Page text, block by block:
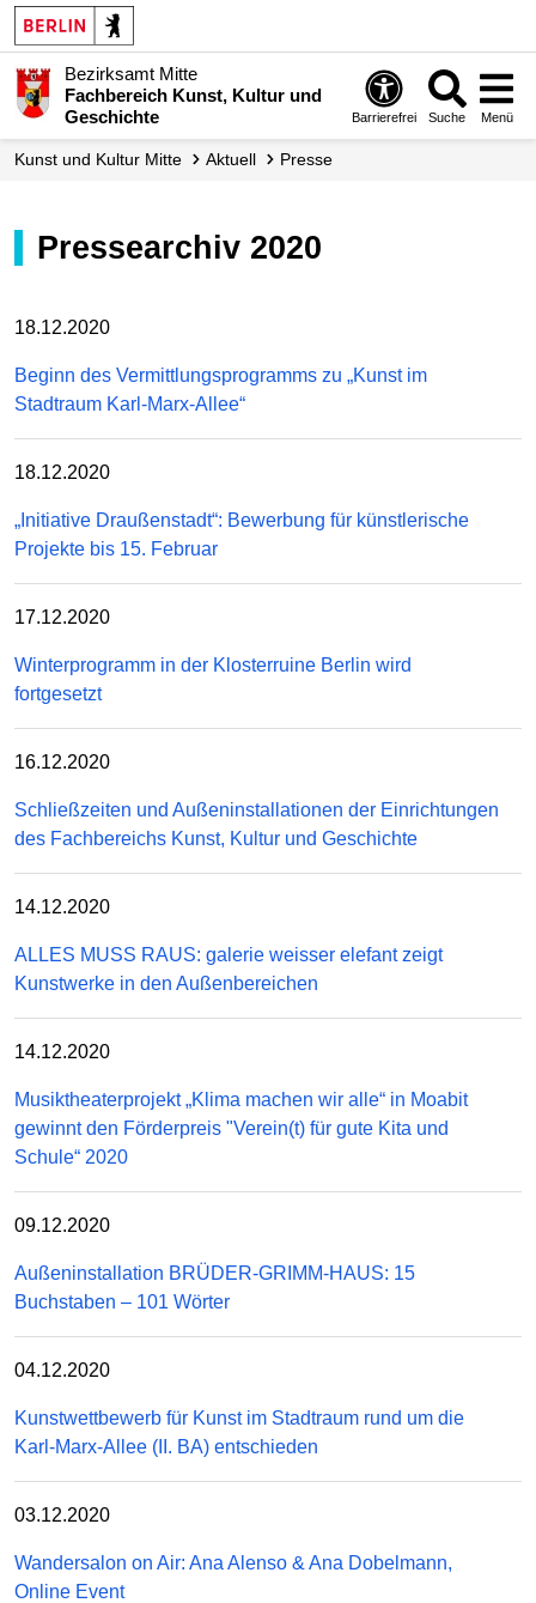
Bezirksamt Mitte
Fachbereich Kunst, Kultur und
Geschichte
Barrierefrei Suche Menü
Kunst und Kultur Mitte Aktuell Presse
Pressearchiv 2020
18.12.2020
Beginn des Vermittlungsprogramms zu „Kunst im
Stadtraum Karl-Marx-Allee“
18.12.2020
„Initiative Draußenstadt“: Bewerbung für künstlerische
Projekte bis 15. Februar
17.12.2020
Winterprogramm in der Klosterruine Berlin wird
fortgesetzt
16.12.2020
Schließzeiten und Außeninstallationen der Einrichtungen
des Fachbereichs Kunst, Kultur und Geschichte
14.12.2020
ALLES MUSS RAUS: galerie weisser elefant zeigt
Kunstwerke in den Außenbereichen
14.12.2020
Musiktheaterprojekt „Klima machen wir alle“ in Moabit
gewinnt den Förderpreis "Verein(t) für gute Kita und
Schule“ 2020
09.12.2020
Außeninstallation BRÜDER-GRIMM-HAUS: 15
Buchstaben – 101 Wörter
04.12.2020
Kunstwettbewerb für Kunst im Stadtraum rund um die
Karl-Marx-Allee (II. BA) entschieden
03.12.2020
Wandersalon on Air: Ana Alenso & Ana Dobelmann,
Online Event